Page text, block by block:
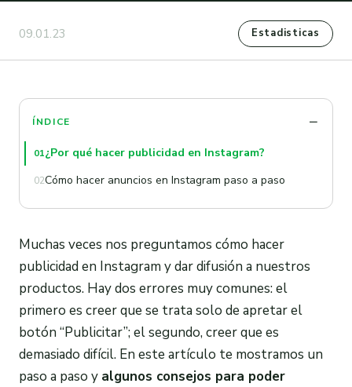
09.01.23 Estadisticas
ÍNDICE
01¿Por qué hacer publicidad en Instagram?
02Cómo hacer anuncios en Instagram paso a paso
Muchas veces nos preguntamos cómo hacer
publicidad en Instagram y dar difusión a nuestros
productos. Hay dos errores muy comunes: el
primero es creer que se trata solo de apretar el
botón “Publicitar”; el segundo, creer que es
demasiado difícil. En este artículo te mostramos un
paso a paso y algunos consejos para poder